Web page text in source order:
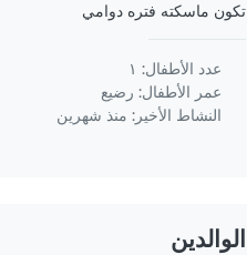
تكون ماسكته فتره دوامي
عدد الأطفال: ١
عمر الأطفال: رضيع
النشاط الأخير: منذ شهرين
الوالدين